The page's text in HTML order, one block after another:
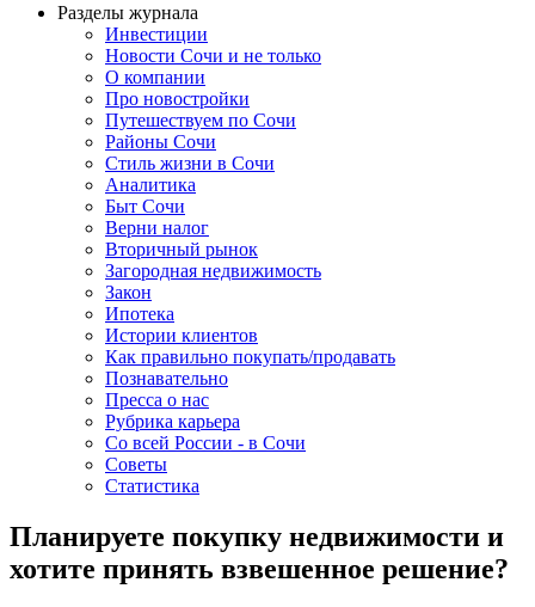
Разделы журнала
Инвестиции
Новости Сочи и не только
О компании
Про новостройки
Путешествуем по Сочи
Районы Сочи
Стиль жизни в Сочи
Аналитика
Быт Сочи
Верни налог
Вторичный рынок
Загородная недвижимость
Закон
Ипотека
Истории клиентов
Как правильно покупать/продавать
Познавательно
Пресса о нас
Рубрика карьера
Со всей России - в Сочи
Советы
Статистика
Планируете покупку недвижимости и
хотите принять взвешенное решение?